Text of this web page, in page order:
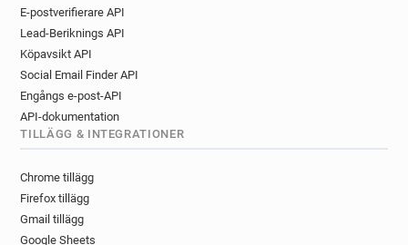
E-postverifierare API
Lead-Beriknings API
Köpavsikt API
Social Email Finder API
Engångs e-post-API
API-dokumentation
TILLÄGG & INTEGRATIONER
Chrome tillägg
Firefox tillägg
Gmail tillägg
Google Sheets